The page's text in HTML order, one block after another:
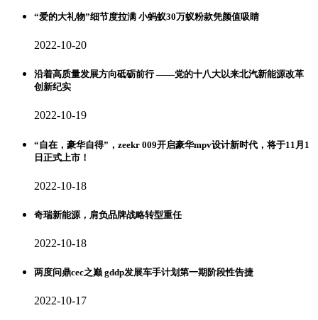
“爱的大礼物”细节度拉满 小蚂蚁30万蚁粉款凭颜值吸睛
2022-10-20
沿着高质量发展方向砥砺前行 ——党的十八大以来北汽新能源改革
创新纪实
2022-10-19
“自在，豪华自得”，zeekr 009开启豪华mpv设计新时代，将于11月1
日正式上市！
2022-10-18
奇瑞新能源，肩负品牌战略转型重任
2022-10-18
两度问鼎cec之巅 gddp发展车手计划第一期阶段性告捷
2022-10-17